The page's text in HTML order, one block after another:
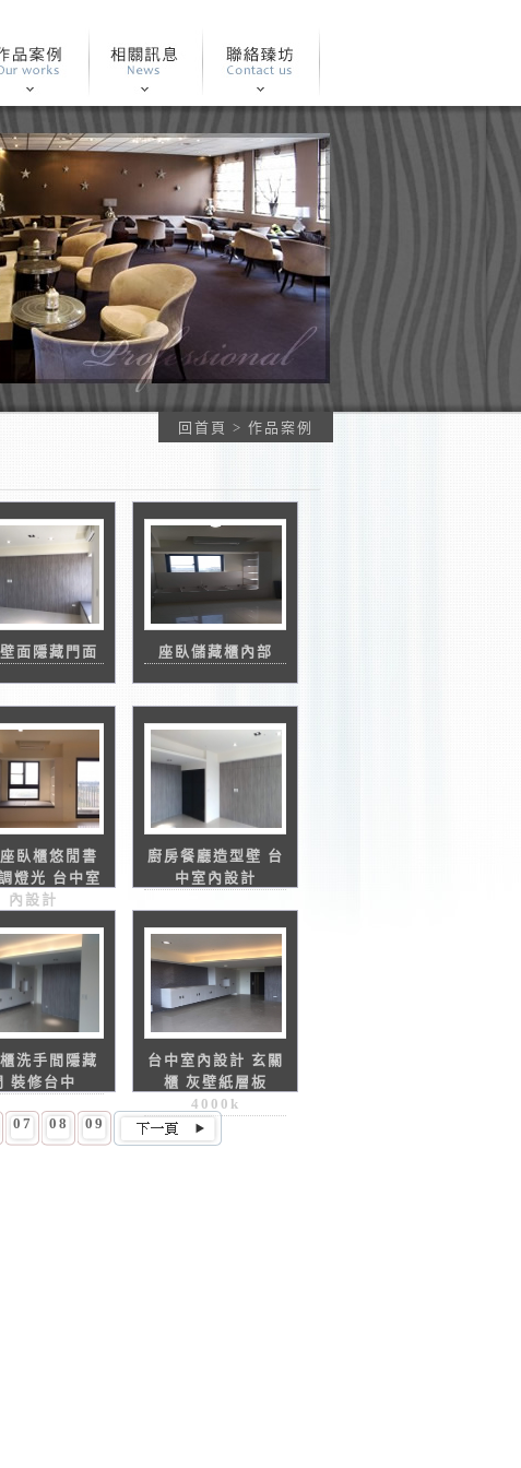
回首頁 > 作品案例
面隱藏門面 座臥儲藏櫃內部
臥櫃悠閒書
燈光 台中室
內設計
廚房餐廳造型壁 台
中室內設計
洗手間隱藏
裝修台中
台中室內設計 玄關
櫃 灰壁紙層板
4000k
07 08 09